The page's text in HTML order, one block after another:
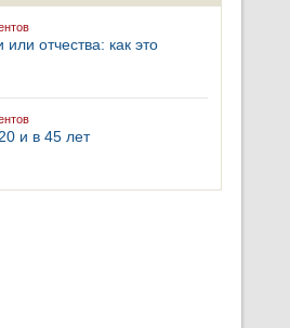
отчества: как это
и в 45 лет